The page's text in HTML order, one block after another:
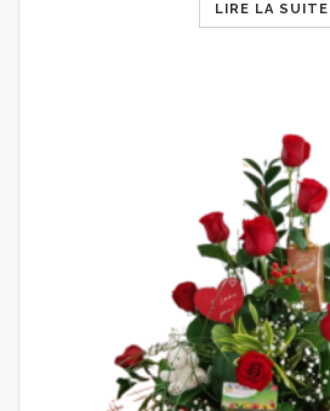
LIRE LA SUITE